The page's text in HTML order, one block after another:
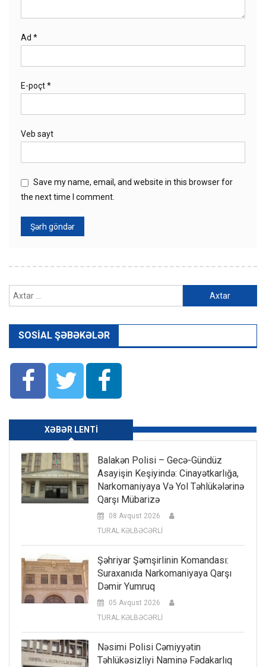
Ad *
E-poçt*
Veb sayt
Save my name, email, and website in this browser for
the next time I comment.
SOSIAL ŞƏBƏKƏLƏR
XƏBƏR LENTI
Balakən Polisi – Gecə-Gündüz
Asayişin Keşiyində: Cinayətkarlığa,
Narkomaniyaya Və Yol Təhlükələrinə
Qarşı Mübarizə
08 Avqust 2026
TURAL KƏLBƏCƏRLİ
Şəhriyar Şəmşirlinin Komandası:
Suraxanıda Narkomaniyaya Qarşı
Dəmir Yumruq
05 Avqust 2026
TURAL KƏLBƏCƏRLİ
Nəsimi Polisi Cəmiyyətin
Təhlükəsizliyi Naminə Fədakarlıq